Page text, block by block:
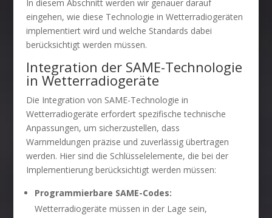
In diesem Abschnitt werden wir genauer darauf
eingehen, wie diese Technologie in Wetterradiogeräten
implementiert wird und welche Standards dabei
berücksichtigt werden müssen.
Integration der SAME-Technologie
in Wetterradiogeräte
Die Integration von SAME-Technologie in
Wetterradiogeräte erfordert spezifische technische
Anpassungen, um sicherzustellen, dass
Warnmeldungen präzise und zuverlässig übertragen
werden. Hier sind die Schlüsselelemente, die bei der
Implementierung berücksichtigt werden müssen:
Programmierbare SAME-Codes:
Wetterradiogeräte müssen in der Lage sein,